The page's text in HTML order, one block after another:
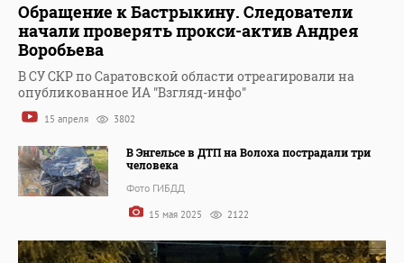
Обращение к Бастрыкину. Следователи
начали проверять прокси-актив Андрея
Воробьева
В СУ СКР по Саратовской области отреагировали на
опубликованное ИА "Взгляд-инфо"
15 апреля 3802
В Энгельсе в ДТП на Волоха пострадали три
человека
Фото ГИБДД
15 мая 2025 2122